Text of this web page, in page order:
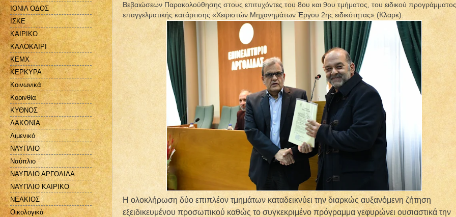
Βεβαιώσεων Παρακολούθησης στους επιτυχόντες του 8ου και 9ου τμήματος, του ειδικού προγράμματος
επαγγελματικής κατάρτισης «Χειριστών Μηχανημάτων Έργου 2ης ειδικότητας» (Κλαρκ).
Η ολοκλήρωση δύο επιπλέον τμημάτων καταδεικνύει την διαρκώς αυξανόμενη ζήτηση
εξειδικευμένου προσωπικού καθώς το συγκεκριμένο πρόγραμμα γεφυρώνει ουσιαστικά την
ΙΟΝΙΑ ΟΔΟΣ
ΙΣΚΕ
ΚΑΙΡΙΚΟ
ΚΑΛΟΚΑΙΡΙ
ΚΕΜΧ
ΚΕΡΚΥΡΑ
Κοινωνικά
Κορινθία
ΚΥΘΝΟΣ
ΛΑΚΩΝΙΑ
Λιμενικό
ΝΑΥΠΛΙΟ
Ναύπλιο
ΝΑΥΠΛΙΟ ΑΡΓΟΛΙΔΑ
ΝΑΥΠΛΙΟ ΚΑΙΡΙΚΟ
ΝΕΑΚΙΟΣ
Οικολογικά